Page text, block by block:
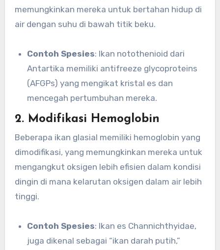
memungkinkan mereka untuk bertahan hidup di
air dengan suhu di bawah titik beku.
Contoh Spesies: Ikan notothenioid dari
Antartika memiliki antifreeze glycoproteins
(AFGPs) yang mengikat kristal es dan
mencegah pertumbuhan mereka.
2. Modifikasi Hemoglobin
Beberapa ikan glasial memiliki hemoglobin yang
dimodifikasi, yang memungkinkan mereka untuk
mengangkut oksigen lebih efisien dalam kondisi
dingin di mana kelarutan oksigen dalam air lebih
tinggi.
Contoh Spesies: Ikan es Channichthyidae,
juga dikenal sebagai “ikan darah putih,”